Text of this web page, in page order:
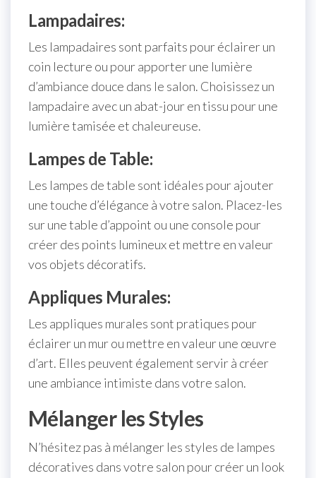
Lampadaires:
Les lampadaires sont parfaits pour éclairer un
coin lecture ou pour apporter une lumière
d’ambiance douce dans le salon. Choisissez un
lampadaire avec un abat-jour en tissu pour une
lumière tamisée et chaleureuse.
Lampes de Table:
Les lampes de table sont idéales pour ajouter
une touche d’élégance à votre salon. Placez-les
sur une table d’appoint ou une console pour
créer des points lumineux et mettre en valeur
vos objets décoratifs.
Appliques Murales:
Les appliques murales sont pratiques pour
éclairer un mur ou mettre en valeur une œuvre
d’art. Elles peuvent également servir à créer
une ambiance intimiste dans votre salon.
Mélanger les Styles
N’hésitez pas à mélanger les styles de lampes
décoratives dans votre salon pour créer un look